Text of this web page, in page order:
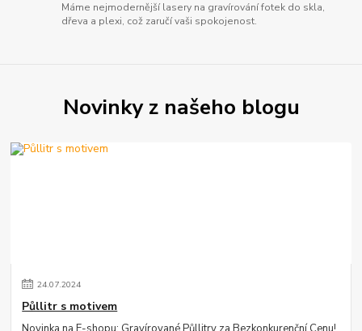
Máme nejmodernější lasery na gravírování fotek do skla,
dřeva a plexi, což zaručí vaši spokojenost.
Novinky z našeho blogu
24.07.2024
Půllitr s motivem